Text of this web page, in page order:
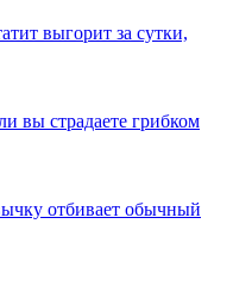
выгорит за сутки,
вы страдаете грибком
отбивает обычный